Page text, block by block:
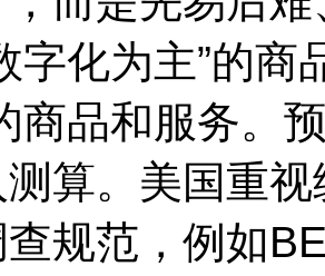
字化为主”的商
商品和服务。
算。美国重
规范，例如